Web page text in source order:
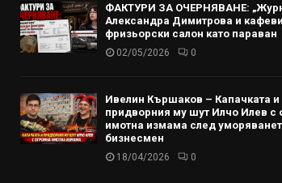
ФАКТУРИ ЗА ОЧЕРНЯВАНЕ:
Александра Димитрова и
фризьорски салон като параван
02/05/2026 0
Ивелин Кършаков – Капачката и
придворния му шут Илчо Илев с
имотна измама след
бизнесмен
18/04/2026 0